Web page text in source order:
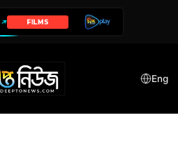
FILMS
Eng